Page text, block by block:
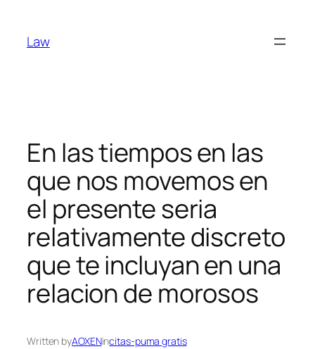
content
Law
En las tiempos en las
que nos movemos en
el presente seri­a
relativamente discreto
que te incluyan en una
relacion de morosos
Written byAOXENincitas-puma gratis